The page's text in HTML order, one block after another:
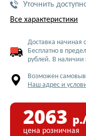
Уточнить
Все характеристики
Доставка начиная
Бесплатно в
рублей. В наличии
Возможен
Наш адрес и
2063
цена розничная